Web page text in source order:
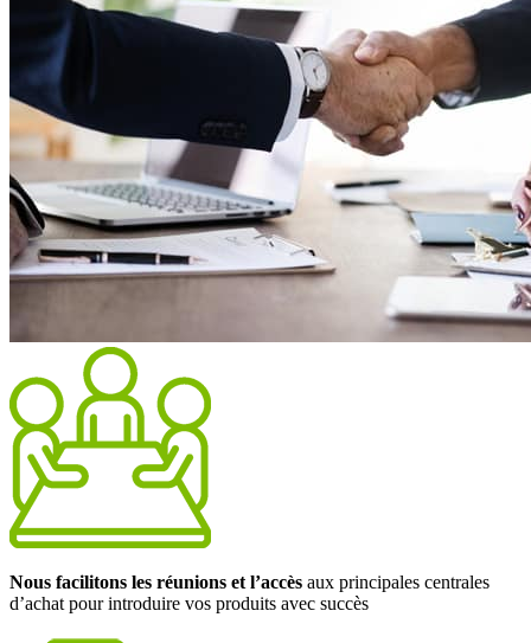
Nous facilitons les réunions et l’accès aux principales centrales
d’achat pour introduire vos produits avec succès